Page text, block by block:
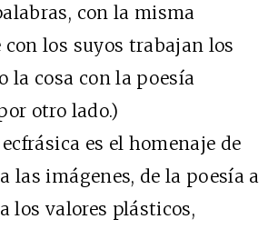
con la misma
los suyos trabajan los
la cosa con la poesía
otro lado.)
es el homenaje de
las imágenes, de la poesía a
los valores plásticos,